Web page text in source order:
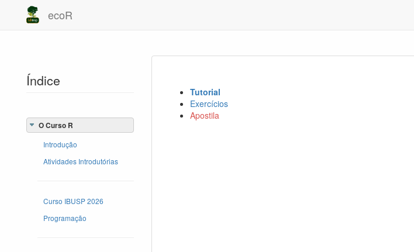
ecoR
Índice
O Curso R
Introdução
Atividades Introdutórias
Curso IBUSP 2026
Programação
Tutorial
Exercícios
Apostila